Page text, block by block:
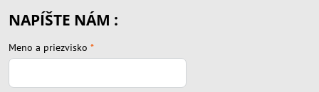
NAPÍŠTE NÁM :
Meno a priezvisko *